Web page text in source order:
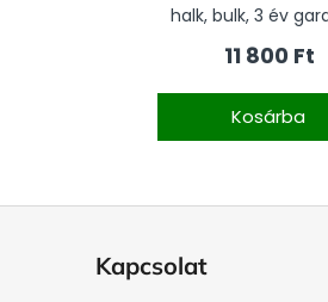
halk, bulk, 3 év
11 800 Ft
Kosárba
Kapcsolat